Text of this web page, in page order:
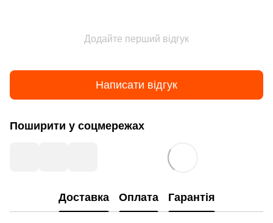
Додайте перший відгук
Написати відгук
Поширити у соцмережах
Доставка Оплата Гарантія